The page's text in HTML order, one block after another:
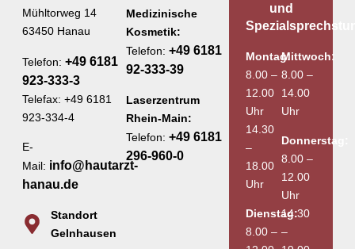
Mühltorweg 14
63450 Hanau
Telefon: +49 6181
923-333-3
Telefax: +49 6181
923-334-4
E-
Mail: info@hautarzt-
hanau.de
Standort
Gelnhausen
Medizinische
Kosmetik:
Telefon: +49 6181
92-333-39
Laserzentrum
Rhein-Main:
Telefon: +49 6181
296-960-0
und
Montag:
8.00 –
12.00
Uhr
14.30
–
18.00
Uhr
Dienstag:
8.00 –
Mittwoch:
8.00 –
14.00
Uhr
Donnerstag:
8.00 –
12.00
Uhr
14.30
–